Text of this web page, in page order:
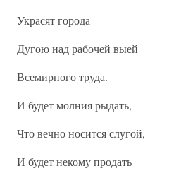
Украсят города
Дугою над рабочей выей
Всемирного труда.
И будет молния рыдать,
Что вечно носится слугой,
И будет некому продать